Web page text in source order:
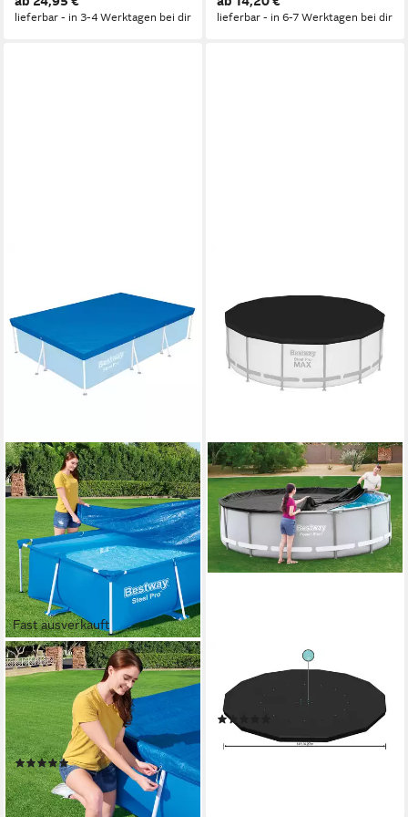
lieferbar - in 3-4 Werktagen bei dir lieferbar - in 6-7 Werktagen bei dir
Fast ausverkauft
BESTWAY
Pool-Abdeckplane 304 x 205
cm (Packung, 1-St., für 300 x
201 cm Frame Pools), Inkl.
Befestigungsseil
(1)
20,95 €
lieferbar - in 3-4 Werktagen bei dir
Pool-Abdeckplane Ø 427 cm
(Packung, 1-St), schwarz, rund
(1)
ab 29,88 €
lieferbar - in 4-5 Werktagen bei dir